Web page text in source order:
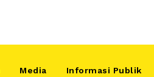
Media Informasi Publik